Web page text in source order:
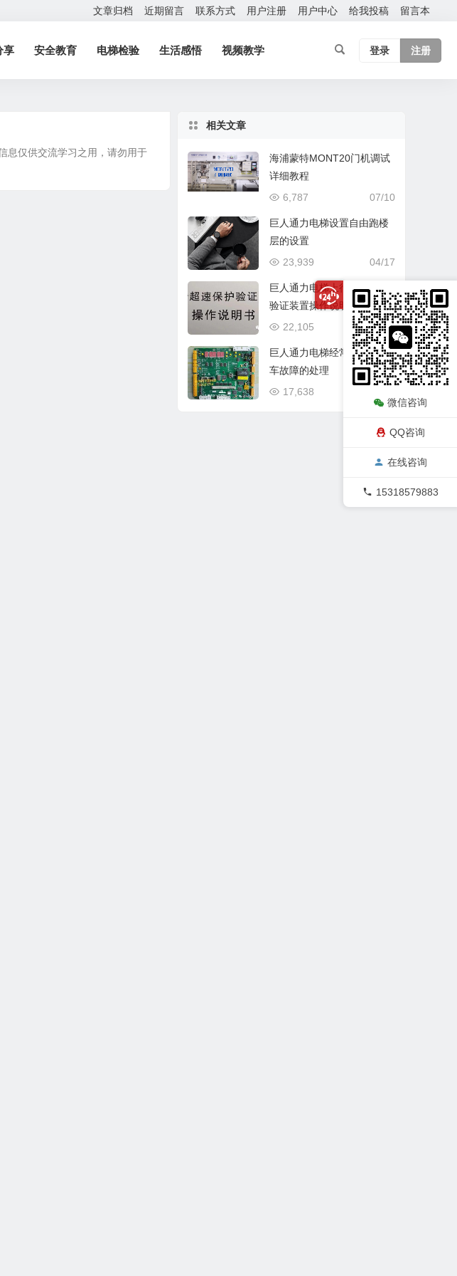
文章归档 近期留言 联系方式 用户注册 用户中心 给我投稿 留言本
享 安全教育 电梯检验 生活感悟 视频教学 登录 注册
息仅供交流学习之用，请勿用于
相关文章
海浦蒙特MONT20门机调试
详细教程
07/10
6,787
巨人通力电梯设置自由跑楼
层的设置
04/17
23,939
巨人通力电梯上行超速保护
验证装置操作说明
11/14
22,105
巨人通力电梯经常碰极限停
车故障的处理
17,638
微信咨询
QQ咨询
在线咨询
15318579883